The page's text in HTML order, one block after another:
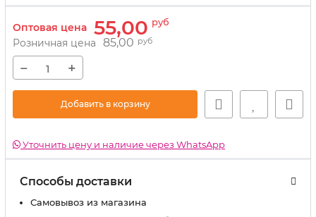
Оптовая цена 55,00 руб
Розничная цена 85,00 руб
− +
Добавить в корзину
Уточнить цену и наличие через WhatsApp
Способы доставки
Самовывоз из магазина